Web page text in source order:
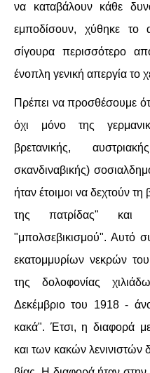
να καταβάλουν κάθε
εμποδίσουν, χύθηκε το
σίγουρα περισσότερο
ένοπλη γενική απεργία το
Πρέπει να προσθέσουμε
όχι μόνο της
βρετανικής,
σκανδιναβικής)
ήταν έτοιμοι να δεχτούν
της πατρίδας" και
"μπολσεβικισμού". Αυτό
εκατομμυρίων νεκρών
της δολοφονίας
Δεκέμβριο του 1918 -
κακά". Έτσι, η διαφορά
και των κακών λενινιστών